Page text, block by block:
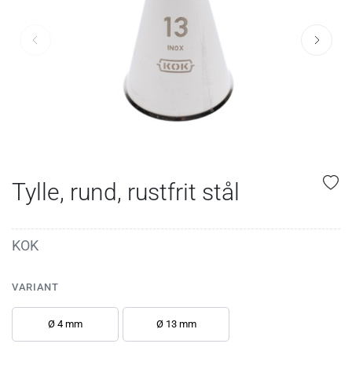
Tylle, rund, rustfrit stål
KOK
VARIANT
Ø 4 mm Ø 13 mm